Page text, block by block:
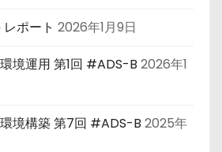
ポート 2026年1月9日
境運用 第1回 #ADS-B 2026年1
境構築 第7回 #ADS-B 2025年